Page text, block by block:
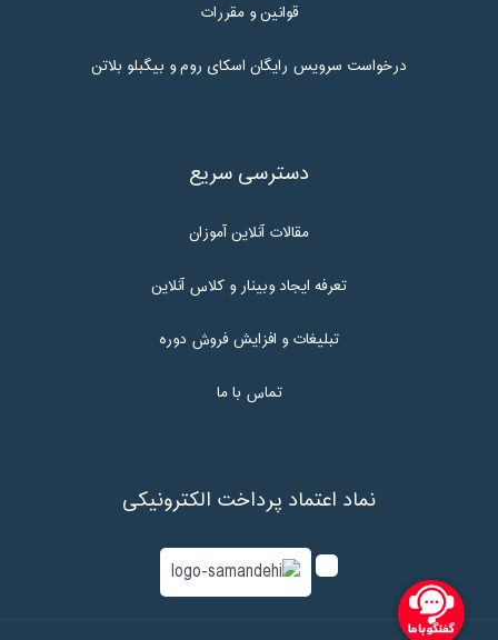
قوانین و مقررات
درخواست سرویس رایگان اسکای روم و بیگبلو بلاتن
دسترسی سریع
مقالات آنلاین آموزان
تعرفه ایجاد وبینار و کلاس آنلاین
تبلیغات و افزایش فروش دوره
تماس با ما
نماد اعتماد پرداخت الکترونیکی